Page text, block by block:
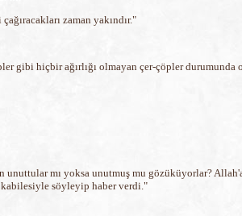
zaman yakındır."
hiçbir ağırlığı olmayan çer-çöpler durumunda
mı yoksa unutmuş mu gözüküyorlar?
kabilesiyle söyleyip haber verdi."